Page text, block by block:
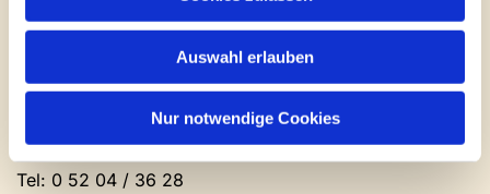
Auswahl erlauben
Nur notwendige Cookies
Gemeinde- und Friedhofsamt
Montag: geschlossen
Dienstag bis Freitag: 9 - 12 Uhr
Nachmittags nach Vereinbarung
Tel: 0 52 04 / 36 28